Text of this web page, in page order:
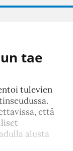
kuin kaupungissa"
tae
tulevien
että
alusta